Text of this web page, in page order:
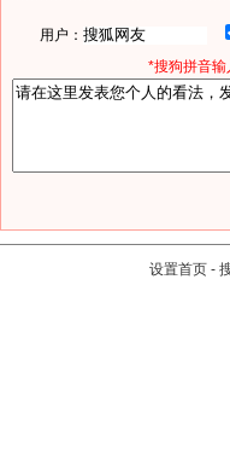
用户：
*搜狗拼音
设置首页 -